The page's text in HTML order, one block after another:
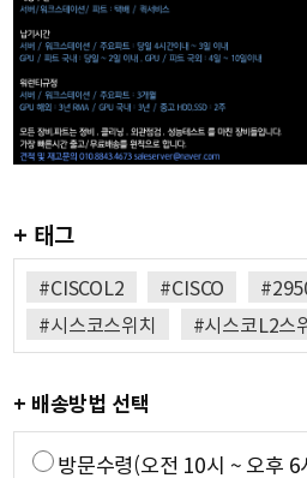
+ 태그
#CISCOL2 #CISCO
#시스코스위치
#시스코L2스
+ 배송방법 선택
방문수령(오전 10시 ~ 오후 6